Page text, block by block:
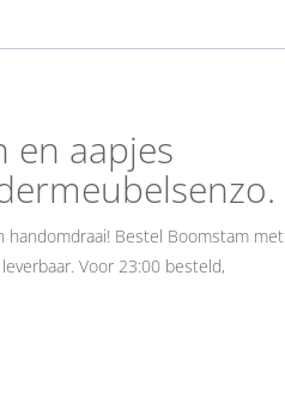
en aapjes
handomdraai! Bestel Boomstam met
Voor 23:00 besteld,